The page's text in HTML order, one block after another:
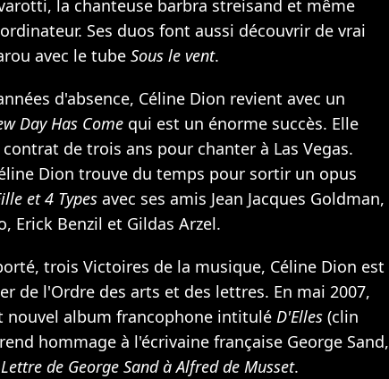
la chanteuse barbra streisand et même
Ses duos font aussi découvrir de vrai
avec le tube Sous le vent.
d'absence, Céline Dion revient avec un
Day Has Come qui est un énorme succès. Elle
de trois ans pour chanter à Las Vegas.
Dion trouve du temps pour sortir un opus
et 4 Types avec ses amis Jean Jacques Goldman,
Erick Benzil et Gildas Arzel.
trois Victoires de la musique, Céline Dion est
de l'Ordre des arts et des lettres. En mai 2007,
nouvel album francophone intitulé D'Elles (clin
hommage à l'écrivaine française George Sand,
Lettre de George Sand à Alfred de Musset.